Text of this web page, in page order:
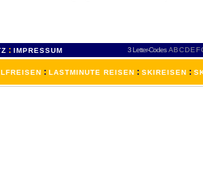
: IMPRESSUM 3 Letter-Codes ABCDEF
: LASTMINUTE REISEN : SKIREISEN :